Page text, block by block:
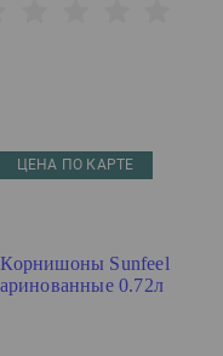
ЦЕНА ПО КАРТЕ